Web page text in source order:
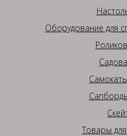
Оборудование для
Товары